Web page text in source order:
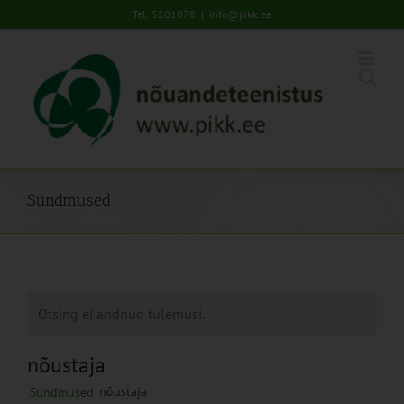
to
Tel: 5201078 | info@pikk.ee
Sündmused
Otsing ei andnud tulemusi.
nõustaja
Sündmused nõustaja